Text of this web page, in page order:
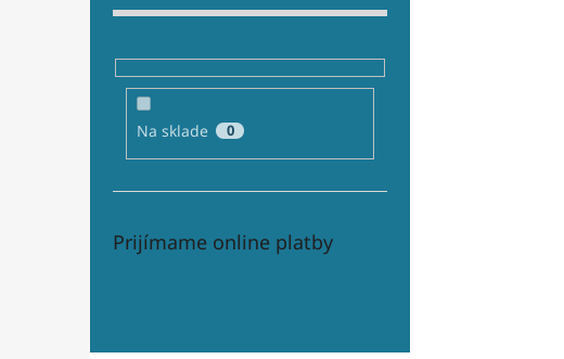
Na sklade 0
Prijímame online platby